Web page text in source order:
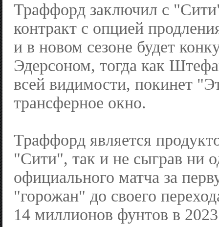
Траффорд заключил с
контракт с опцией
и в новом сезоне будет
Эдерсоном, тогда как
всей видимости, покинет
трансферное окно.
Траффорд является
"Сити", так и не сыграв ни
официального матча за
"горожан" до своего
14 миллионов фунтов в 2023